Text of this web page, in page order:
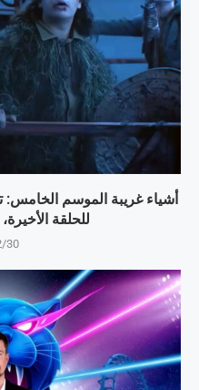
أشياء غريبة الموسم
للحلقة
30